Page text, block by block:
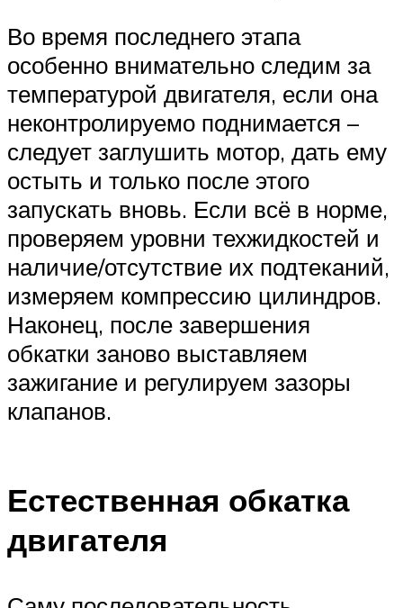
Во время последнего этапа
особенно внимательно следим за
температурой двигателя, если она
неконтролируемо поднимается –
следует заглушить мотор, дать ему
остыть и только после этого
запускать вновь. Если всё в норме,
проверяем уровни техжидкостей и
наличие/отсутствие их подтеканий,
измеряем компрессию цилиндров.
Наконец, после завершения
обкатки заново выставляем
зажигание и регулируем зазоры
клапанов.
Естественная обкатка
двигателя